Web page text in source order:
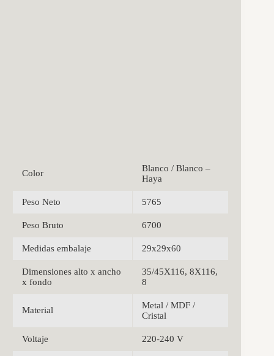
Color
Blanco / Blanco –
Haya
Peso Neto 5765
Peso Bruto 6700
Medidas embalaje 29x29x60
Dimensiones alto x ancho
x fondo
35/45X116, 8X116,
8
Material
Metal / MDF /
Cristal
Voltaje 220-240 V